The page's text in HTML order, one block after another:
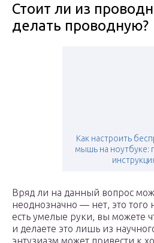
Стоит ли из
делать проводную?
Как настроить
мышь на ноутбуке:
Вряд ли на данный вопрос
неоднозначно — нет, это того
есть умелые руки, вы можете
и делаете это лишь из
энтузиазм может привести к